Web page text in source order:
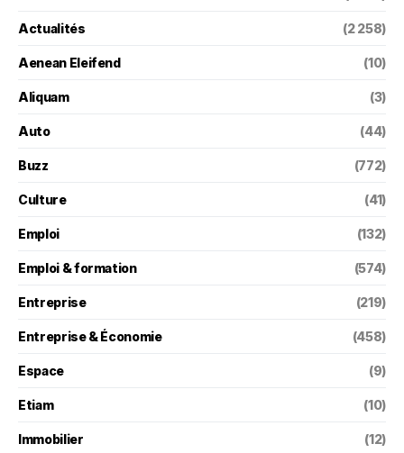
Actualités (2 258)
Aenean Eleifend (10)
Aliquam (3)
Auto (44)
Buzz (772)
Culture (41)
Emploi (132)
Emploi & formation (574)
Entreprise (219)
Entreprise & Économie (458)
Espace (9)
Etiam (10)
Immobilier (12)